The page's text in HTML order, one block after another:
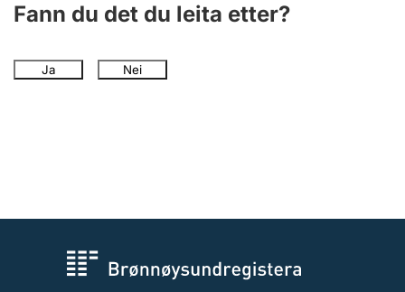
Fann du det du leita etter?
Ja Nei